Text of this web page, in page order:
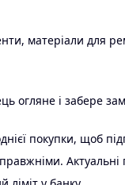
матеріали для
огляне і забере
покупки, щоб
Актуальні